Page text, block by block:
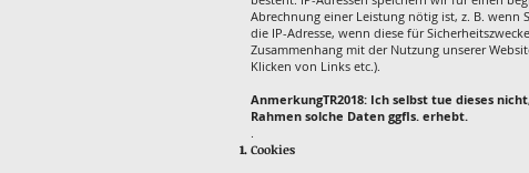
Abrechnung einer Leistung nötig ist, z. B. wenn
die IP-Adresse, wenn diese für
Zusammenhang mit der Nutzung unserer
Klicken von Links etc.).
AnmerkungTR2018: Ich selbst tue dieses
Rahmen solche Daten ggfls. erhebt.
.
Cookies